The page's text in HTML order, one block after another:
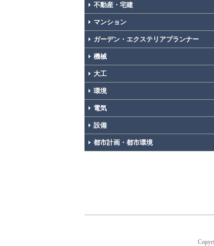
不動産・宅建
マンション
ガーデン・エクステリアプランナー
機械
大工
環境
電気
設備
都市計画・都市環境